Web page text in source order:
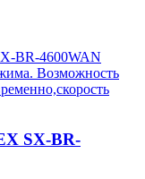
SX-BR-